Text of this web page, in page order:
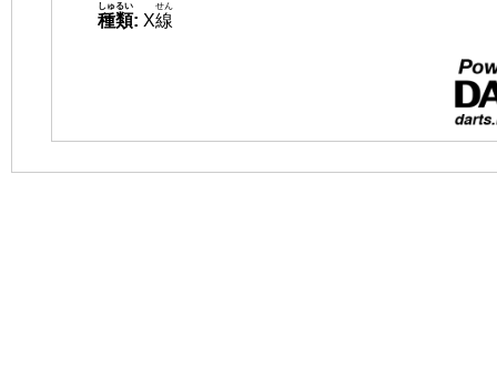
種類
しゅるい
: X線
せん